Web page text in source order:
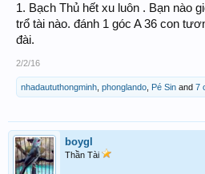
1. Bạch Thủ hết xu luôn . Bạn nào
trổ tài nào. đánh 1 góc A 36 con
đài.
2/2/16
nhadaututhongminh phonglando Pé Sin and 7
boygl
Thần Tài